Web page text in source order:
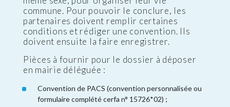
commune. Pour pouvoir le conclure, les
partenaires doivent remplir certaines
conditions et rédiger une convention. Ils
doivent ensuite la faire enregistrer.
Pièces à fournir pour le dossier à déposer
en mairie déléguée :
Convention de PACS (convention personnalisée ou
formulaire complété cerfa n° 15726*02) ;